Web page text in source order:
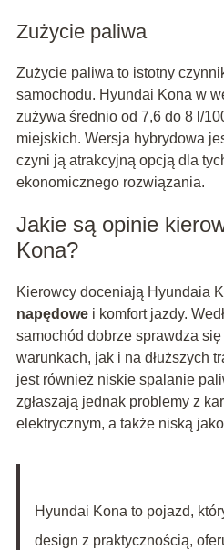
Zużycie paliwa
Zużycie paliwa to istotny
samochodu. Hyundai Kona w
zużywa średnio od 7,6 do 8 l/
miejskich. Wersja hybrydowa
czyni ją atrakcyjną opcją dla
ekonomicznego rozwiązania.
Jakie są opinie
Kona?
Kierowcy doceniają Hyundaia
napędowei komfort jazdy.
samochód dobrze sprawdza
warunkach, jak i na dłuższych
jest również niskie spalanie
zgłaszają jednak problemy z
elektrycznym, a także niską
Hyundai Kona to pojazd,
design z praktycznością,